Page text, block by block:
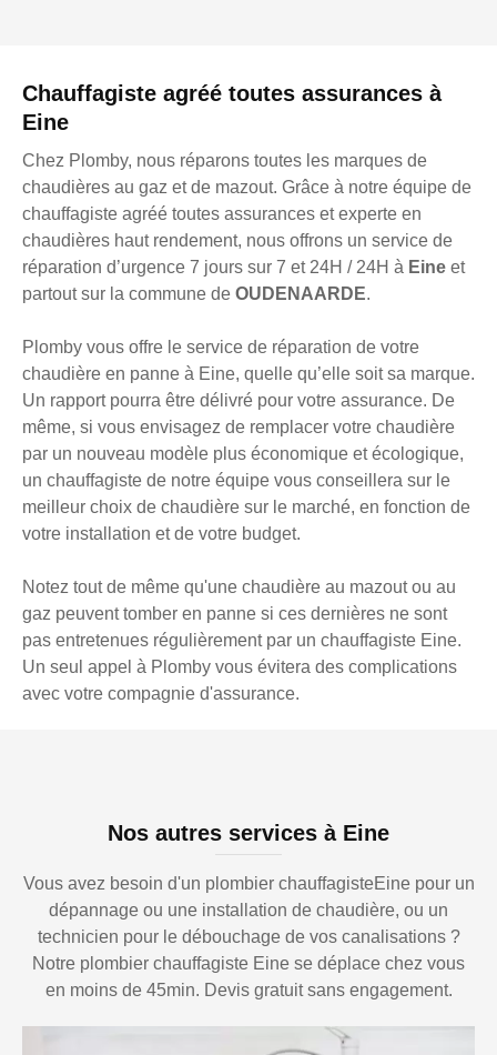
Chauffagiste agréé toutes assurances à
Eine
Chez Plomby, nous réparons toutes les marques de
chaudières au gaz et de mazout. Grâce à notre équipe de
chauffagiste agréé toutes assurances et experte en
chaudières haut rendement, nous offrons un service de
réparation d’urgence 7 jours sur 7 et 24H / 24H à Eine et
partout sur la commune de OUDENAARDE.
Plomby vous offre le service de réparation de votre
chaudière en panne à Eine, quelle qu’elle soit sa marque.
Un rapport pourra être délivré pour votre assurance. De
même, si vous envisagez de remplacer votre chaudière
par un nouveau modèle plus économique et écologique,
un chauffagiste de notre équipe vous conseillera sur le
meilleur choix de chaudière sur le marché, en fonction de
votre installation et de votre budget.
Notez tout de même qu'une chaudière au mazout ou au
gaz peuvent tomber en panne si ces dernières ne sont
pas entretenues régulièrement par un chauffagiste Eine.
Un seul appel à Plomby vous évitera des complications
avec votre compagnie d'assurance.
Nos autres services à Eine
Vous avez besoin d'un plombier chauffagisteEine pour un
dépannage ou une installation de chaudière, ou un
technicien pour le débouchage de vos canalisations ?
Notre plombier chauffagiste Eine se déplace chez vous
en moins de 45min. Devis gratuit sans engagement.